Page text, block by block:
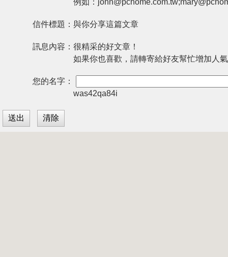
例如：
信件標題： 與你分享這篇文章
訊息內容： 很精采的好文章！
如果你也喜歡，請轉寄給好友幫忙增加人
您的名字：
was42qa84i